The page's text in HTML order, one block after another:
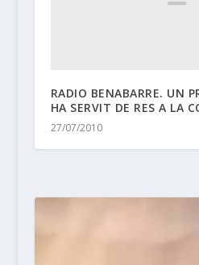
RADIO BENABARRE. UN
HA SERVIT DE RES A LA
27/07/2010